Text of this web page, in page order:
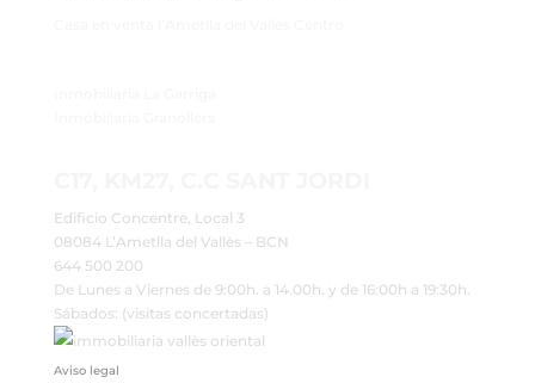
Edificio Concentre, Local 3
08084 L’Ametlla del Vallès – BCN
644 500 200
De Lunes a Viernes de 9:00h. a 14.00h. y de 16:00h a 19:30h.
Sábados: (visitas concertadas)
Aviso legal